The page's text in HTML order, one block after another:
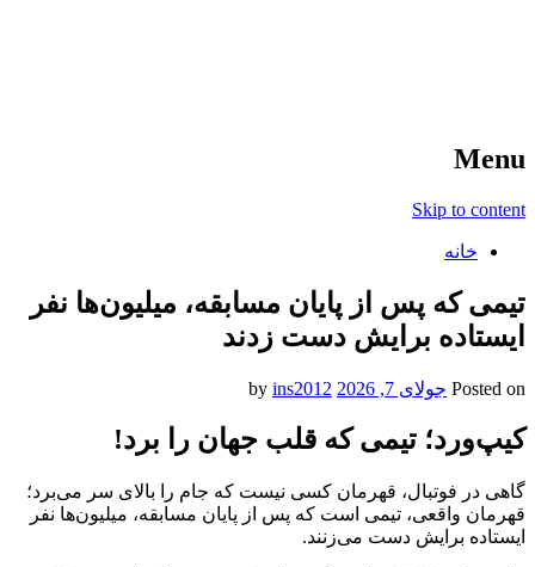
Menu
Skip to content
خانه
تیمی که پس از پایان مسابقه، میلیون‌ها نفر
ایستاده برایش دست زدند
Posted on جولای 7, 2026 ins2012
کیپ‌ورد؛ تیمی که قلب جهان را برد!
گاهی در فوتبال، قهرمان کسی نیست که جام را بالای سر می‌برد؛
قهرمان واقعی، تیمی است که پس از پایان مسابقه، میلیون‌ها نفر
ایستاده برایش دست می‌زنند.